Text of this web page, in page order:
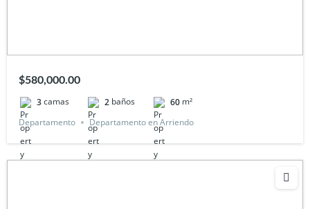
$580,000.00
3camas 2 baños 60 m²
Departamento
Departamento en Arriendo